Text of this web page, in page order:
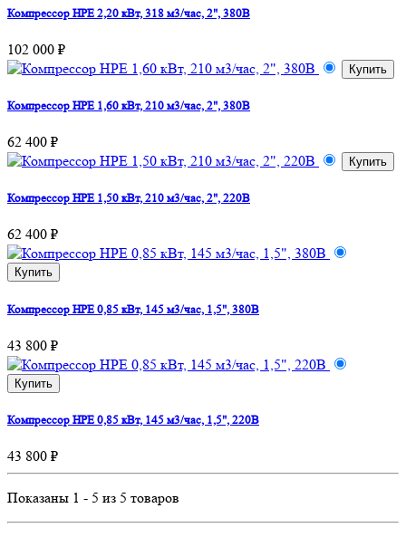
Компрессор HPE 2,20 кВт, 318 м3/час, 2", 380В
102 000 ₽
Купить
Компрессор HPE 1,60 кВт, 210 м3/час, 2", 380В
62 400 ₽
Купить
Компрессор HPE 1,50 кВт, 210 м3/час, 2", 220В
62 400 ₽
Купить
Компрессор HPE 0,85 кВт, 145 м3/час, 1,5", 380В
43 800 ₽
Купить
Компрессор HPE 0,85 кВт, 145 м3/час, 1,5", 220В
43 800 ₽
Показаны 1 - 5 из 5 товаров